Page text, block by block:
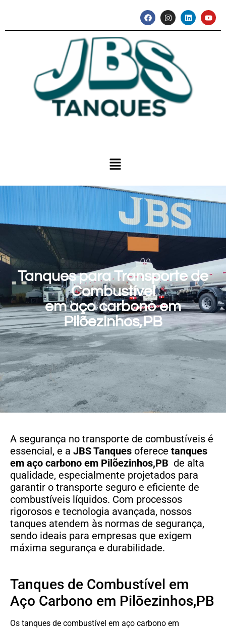
Tanques para Transporte de
Combustível
em aço carbono em
Pilõezinhos,PB
A segurança no transporte de combustíveis é
essencial, e a JBS Tanques oferece tanques
em aço carbono em Pilõezinhos,PB de alta
qualidade, especialmente projetados para
garantir o transporte seguro e eficiente de
combustíveis líquidos. Com processos
rigorosos e tecnologia avançada, nossos
tanques atendem às normas de segurança,
sendo ideais para empresas que exigem
máxima segurança e durabilidade.
Tanques de Combustível em
Aço Carbono em Pilõezinhos,PB
Os tanques de combustível em aço carbono em